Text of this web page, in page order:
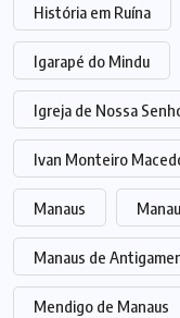
História em Ruína
Igarapé do Mindu
Igreja de Nossa
Ivan Monteiro
Manaus
Manaus de
Mendigo de Manaus